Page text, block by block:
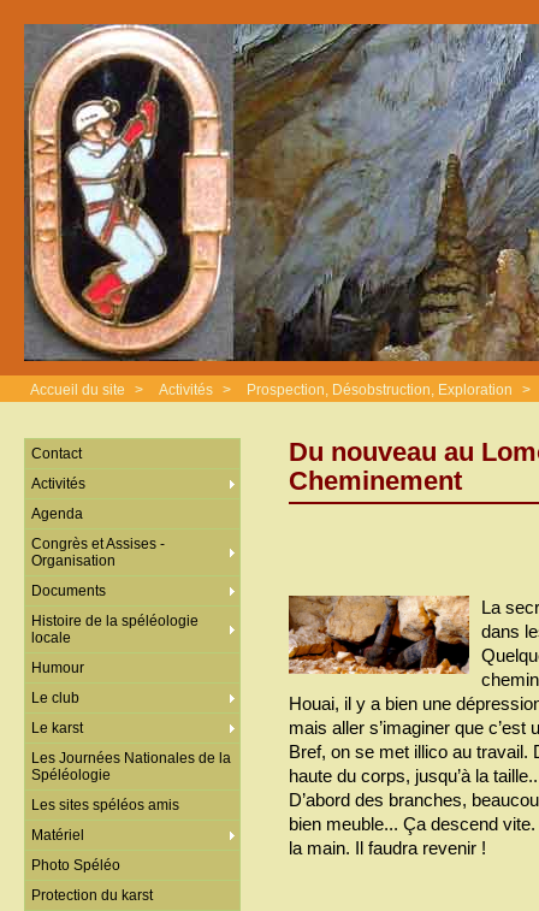
Accueil du site > Activités > Prospection, Désobstruction, Exploration >
Du nouveau au
Cheminement
La
dans
Houai, il y a bien une
mais aller s’imaginer que c’est
Bref, on se met illico au travail.
haute du corps, jusqu’à la
D’abord des branches,
bien meuble... Ça descend
la main. Il faudra revenir !
Contact
Activités
Agenda
Congrès et Assises -
Organisation
Documents
Histoire de la spéléologie
locale
Humour
Le club
Le karst
Les Journées Nationales de la
Spéléologie
Les sites spéléos amis
Matériel
Photo Spéléo
Protection du karst